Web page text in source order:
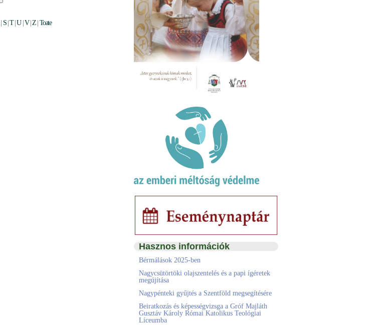
S T |U V |Z Toate
Hasznos információk
Bérmálások 2025-ben
Nagycsütörtöki olajszentelés és a papi ígéretek
megújítása
Nagypénteki gyűjtés a Szentföld megsegítésére
Beiratkozás és képességvizsga a Gróf Majláth
Gusztáv Károly Római Katolikus Teológiai
Líceumba